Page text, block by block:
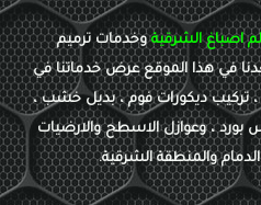
اصباغ الشرقيةوخدمات ترميم
في هذا الموقع عرض خدماتنا في
، تركيب ديكورات فوم ، بديل خشب ،
، وعوازل الاسطح والارضيات
والمنطقة الشرقية.